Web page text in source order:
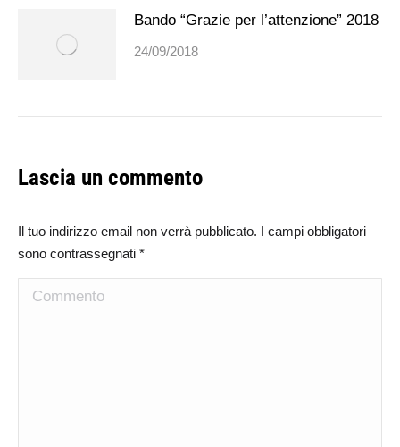
Bando “Grazie per l’attenzione” 2018
24/09/2018
Lascia un commento
Il tuo indirizzo email non verrà pubblicato. I campi obbligatori
sono contrassegnati *
Commento